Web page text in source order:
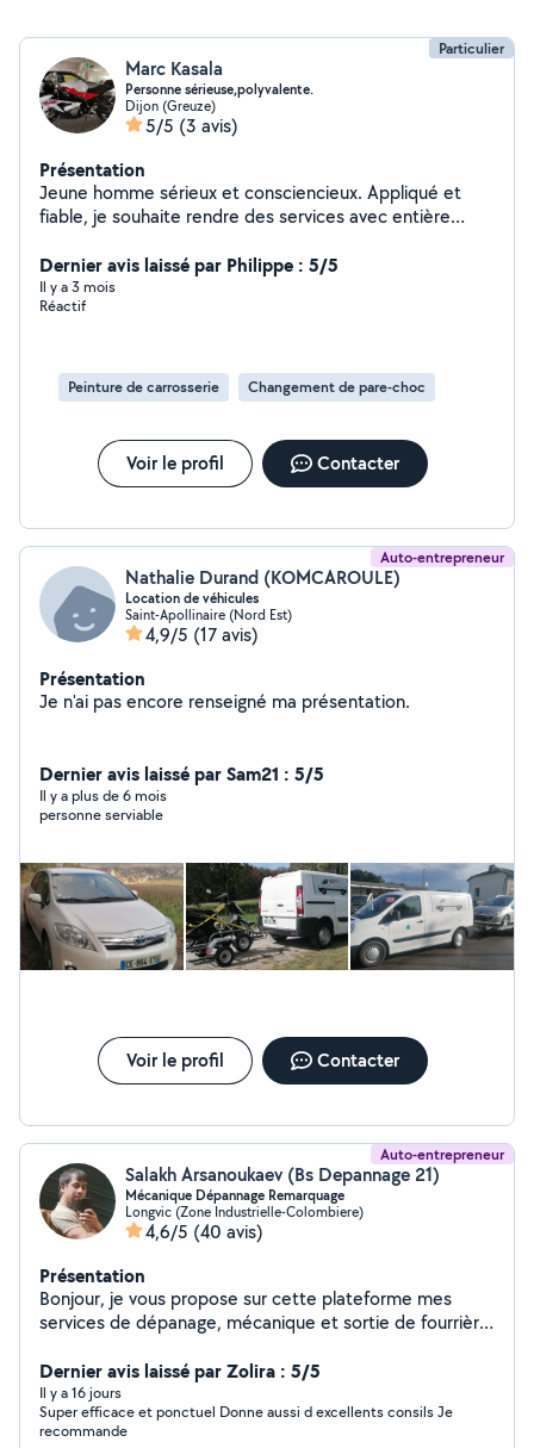
Particulier
Marc Kasala
Personne sérieuse,polyvalente.
Dijon (Greuze)
5/5 (3 avis)
Présentation
Jeune homme sérieux et consciencieux. Appliqué et
fiable, je souhaite rendre des services avec entière
Dernier avis laissé par Philippe : 5/5
Il y a 3 mois
Réactif
Peinture de carrosserie Changement de pare-choc
Voir le profil Contacter
Auto-entrepreneur
Nathalie Durand (KOMCAROULE)
Location de véhicules
Saint-Apollinaire (Nord Est)
4,9/5 (17 avis)
Présentation
Je n'ai pas encore renseigné ma présentation.
Dernier avis laissé par Sam21 : 5/5
Il y a plus de 6 mois
personne serviable
Voir le profil Contacter
Auto-entrepreneur
Salakh Arsanoukaev (Bs Depannage 21)
Mécanique Dépannage Remarquage
Longvic (Zone Industrielle-Colombiere)
4,6/5 (40 avis)
Présentation
Bonjour, je vous propose sur cette plateforme mes
services de dépanage, mécanique et sortie de fourrière
Dernier avis laissé par Zolira : 5/5
Il y a 16 jours
Super efficace et ponctuel Donne aussi d excellents consils Je
recommande